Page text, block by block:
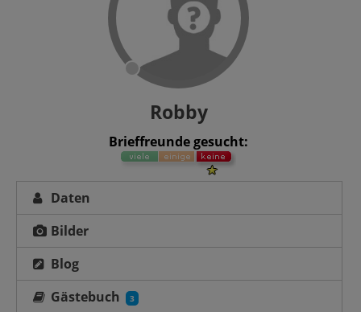
Robby
Brieffreunde gesucht:
Daten
Bilder
Blog
Gästebuch
3